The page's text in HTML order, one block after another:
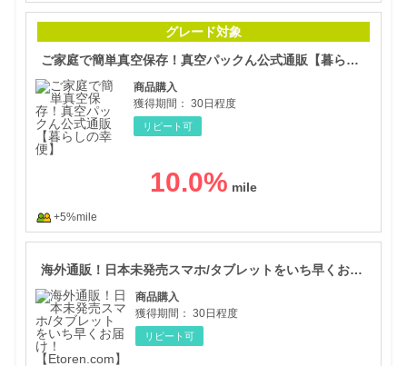
グレード対象
ご家庭で簡単真空保存！真空パックん公式通販【暮らしの幸便】
商品購入
獲得期間： 30日程度
リピート可
10.0%
+5%mile
海外通販！日本未発売スマホ/タブレットをいち早くお届け！【Etoren.com】
商品購入
獲得期間： 30日程度
リピート可